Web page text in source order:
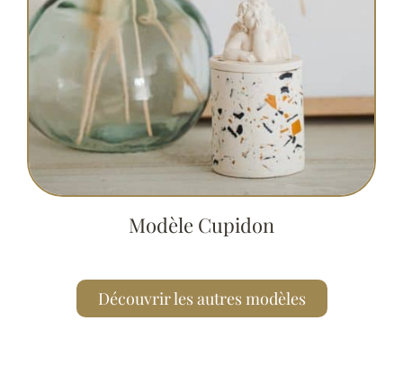
Modèle Cupidon
Découvrir les autres modèles